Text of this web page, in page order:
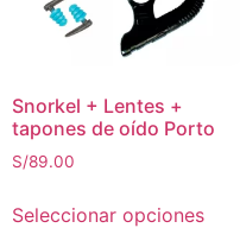
Snorkel + Lentes +
tapones de oído Porto
S/89.00
Seleccionar opciones